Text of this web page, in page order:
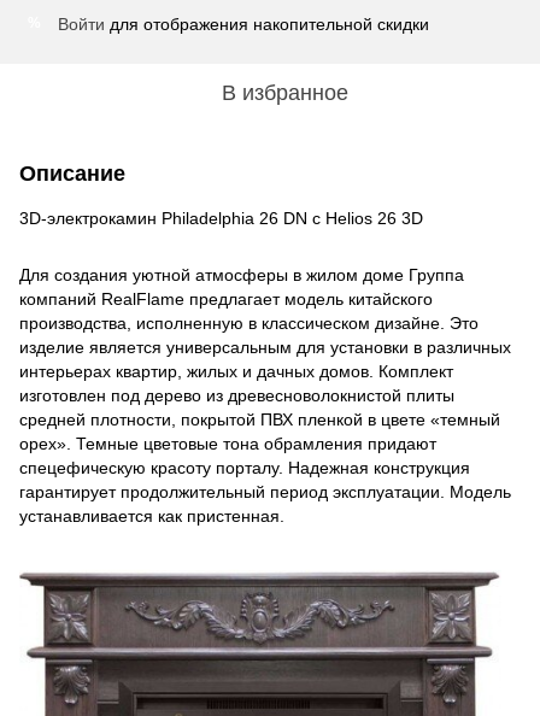
Войти для отображения накопительной скидки
В избранное
Описание
3D-электрокамин Philadelphia 26 DN с Helios 26 3D
Для создания уютной атмосферы в жилом доме Группа
компаний RealFlame предлагает модель китайского
производства, исполненную в классическом дизайне. Это
изделие является универсальным для установки в различных
интерьерах квартир, жилых и дачных домов. Комплект
изготовлен под дерево из древесноволокнистой плиты
средней плотности, покрытой ПВХ пленкой в цвете «темный
орех». Темные цветовые тона обрамления придают
спецефическую красоту порталу. Надежная конструкция
гарантирует продолжительный период эксплуатации. Модель
устанавливается как пристенная.